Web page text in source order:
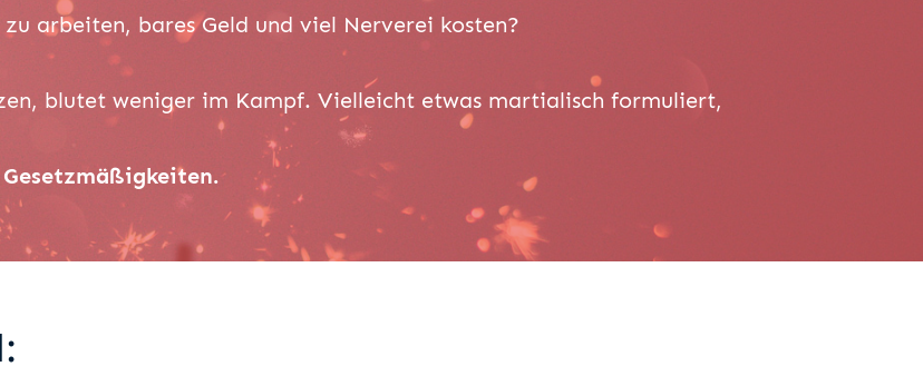
arbeiten, bares Geld und viel Nerverei kosten?
blutet weniger im Kampf. Vielleicht etwas martialisch formuliert,